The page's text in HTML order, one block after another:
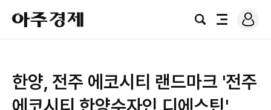
아
주
경
검
전
로
그
한양, 전주 에코시티 랜드마크 '전주